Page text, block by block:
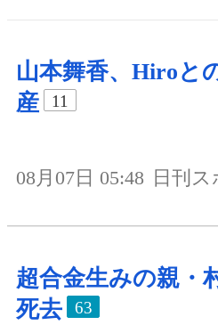
山本舞香、Hiroと
産
11
08月07日 05:48 日刊ス
超合金生みの親・
死去
63